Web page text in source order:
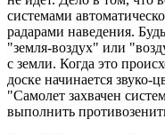
системами
радарами наведения.
"земля-воздух" или
с земли. Когда это
доске начинается звуко-
"Самолет захвачен
выполнить